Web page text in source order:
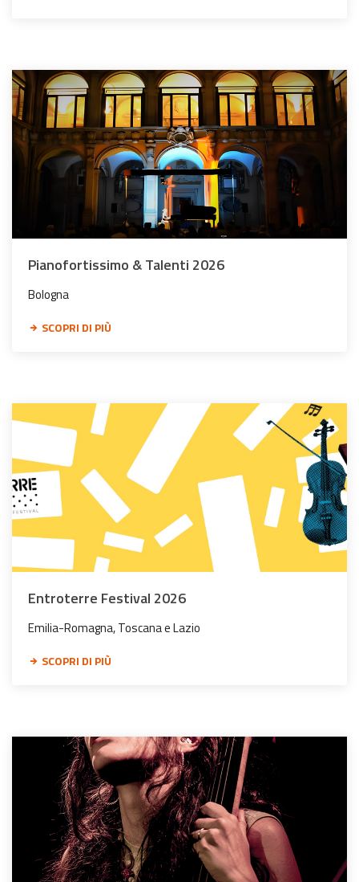
Pianofortissimo & Talenti 2026
Bologna
SCOPRI DI PIÙ
Entroterre Festival 2026
Emilia-Romagna, Toscana e Lazio
SCOPRI DI PIÙ